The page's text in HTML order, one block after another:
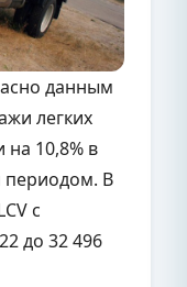
данным
легких
10,8% в
периодом. В
с
до 32 496